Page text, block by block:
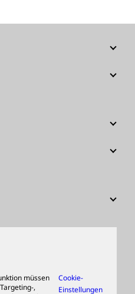
müssen
,
Cookie-
Einstellungen